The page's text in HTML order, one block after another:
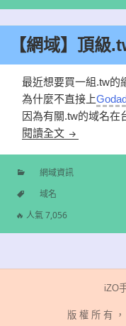
【網域】頂級
最近想要買一組.tw的
為什麼不直接上
因為有關.tw的域名在
閱讀全文 【網域】頂
分
網域資訊
標
域名
🔥 人氣 7,056
iZO
版 權 所 有